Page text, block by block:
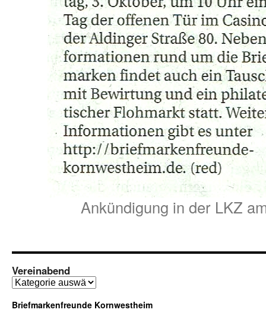
Ankündigung in der LKZ
Vereinabend
Vereinabend
Briefmarkenfreunde Kornwestheim